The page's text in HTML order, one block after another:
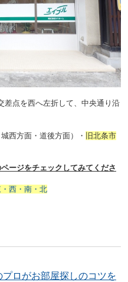
差点を西へ左折して、中央通り沿
方面・道後方面）・ 旧北条市
ージをチェックしてみてくださ
・西・南・北
プロがお部屋探しのコツを